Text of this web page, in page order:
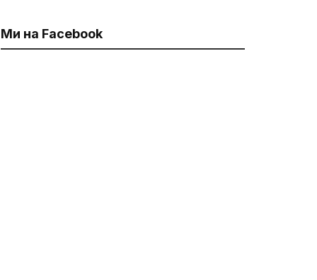
Ми на Facebook